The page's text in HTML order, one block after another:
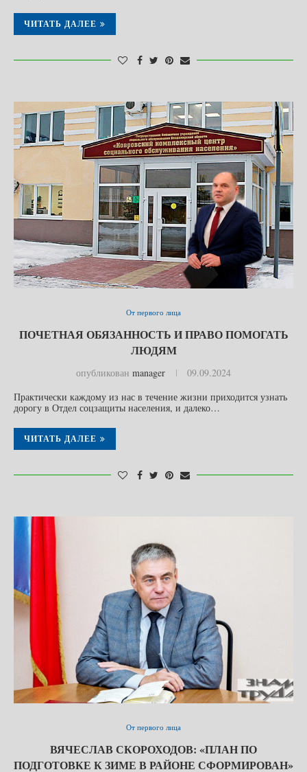
ЧИТАТЬ ДАЛЕЕ
От первого лица
ПОЧЕТНАЯ ОБЯЗАННОСТЬ И ПРАВО ПОМОГАТЬ
ЛЮДЯМ
опубликован manager
09.09.2024
Практически каждому из нас в течение жизни приходится узнать
дорогу в Отдел соцзащиты населения, и далеко…
ЧИТАТЬ ДАЛЕЕ
От первого лица
ВЯЧЕСЛАВ СКОРОХОДОВ: «ПЛАН ПО
ПОДГОТОВКЕ К ЗИМЕ В РАЙОНЕ СФОРМИРОВАН»